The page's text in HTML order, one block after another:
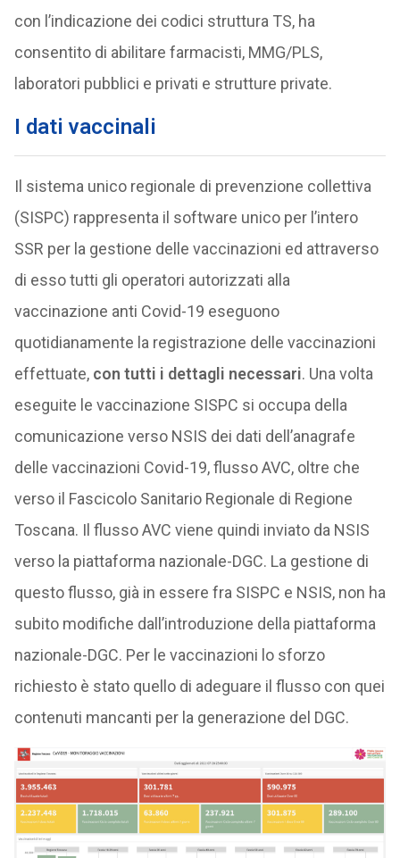
con l’indicazione dei codici struttura TS, ha
consentito di abilitare farmacisti, MMG/PLS,
laboratori pubblici e privati e strutture private.
I dati vaccinali
Il sistema unico regionale di prevenzione collettiva
(SISPC) rappresenta il software unico per l’intero
SSR per la gestione delle vaccinazioni ed attraverso
di esso tutti gli operatori autorizzati alla
vaccinazione anti Covid-19 eseguono
quotidianamente la registrazione delle vaccinazioni
effettuate, con tutti i dettagli necessari. Una volta
eseguite le vaccinazione SISPC si occupa della
comunicazione verso NSIS dei dati dell’anagrafe
delle vaccinazioni Covid-19, flusso AVC, oltre che
verso il Fascicolo Sanitario Regionale di Regione
Toscana. Il flusso AVC viene quindi inviato da NSIS
verso la piattaforma nazionale-DGC. La gestione di
questo flusso, già in essere fra SISPC e NSIS, non ha
subito modifiche dall’introduzione della piattaforma
nazionale-DGC. Per le vaccinazioni lo sforzo
richiesto è stato quello di adeguare il flusso con quei
contenuti mancanti per la generazione del DGC.